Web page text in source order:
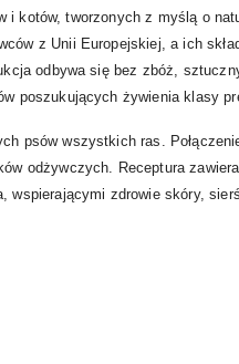
kotów, tworzonych z myślą o
z Unii Europejskiej, a ich
odbywa się bez zbóż,
poszukujących żywienia klasy
psów wszystkich ras.
odżywczych. Receptura
wspierającymi zdrowie skóry,